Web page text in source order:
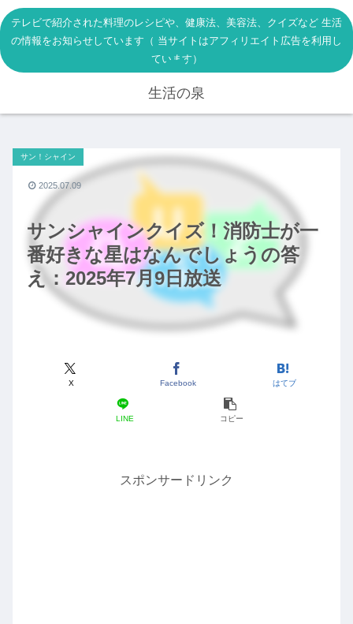
テレビで紹介された料理のレシピや、健康法、美容法、クイズなど 生活
の情報をお知らせしています（ 当サイトはアフィリエイト広告を利用し
ています）
生活の泉
サンシャインクイズ！消防士が一
番好きな星はなんでしょうの答
え：2025年7月9日放送
サン！シャイン
X Facebook はてブ
LINE コピー
2025.07.09
スポンサードリンク